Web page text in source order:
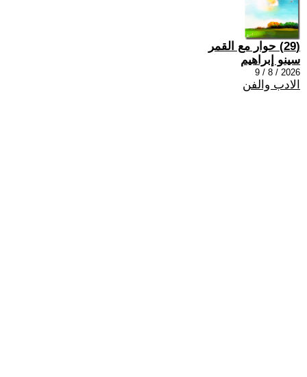
(29) حوار مع القمر
سينو إبراهيم
2026 / 8 / 9
الادب والفن